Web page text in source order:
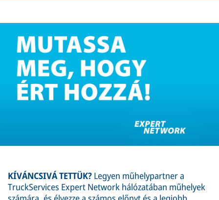
KÍVÁNCSIVÁ TETTÜK? Legyen műhelypartner a
TruckServices Expert Network hálózatában műhelyek